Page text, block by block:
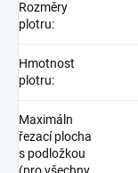
Rozměry
plotru:
Hmotnost
plotru:
Maximáln
řezací plocha
s podložkou